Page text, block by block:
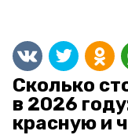
Сколько
в 2026
красную и